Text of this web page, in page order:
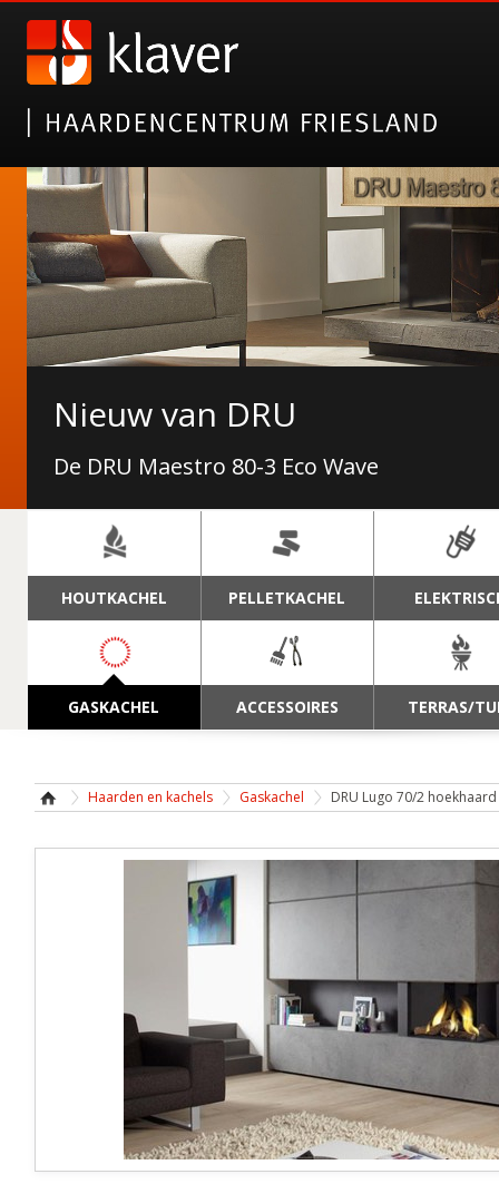
Laat je inspireren op
Neem een kijkje op ons profiel
Nieuw van DRU
De DRU Maestro 80-3 Eco Wave
NAVIGATIE
HOUTKACHEL PELLETKACHEL
GASKACHEL ACCESSOIRES TERRAS/
Haarden en kachels Gaskachel DRU Lugo 70/2 hoekhaard